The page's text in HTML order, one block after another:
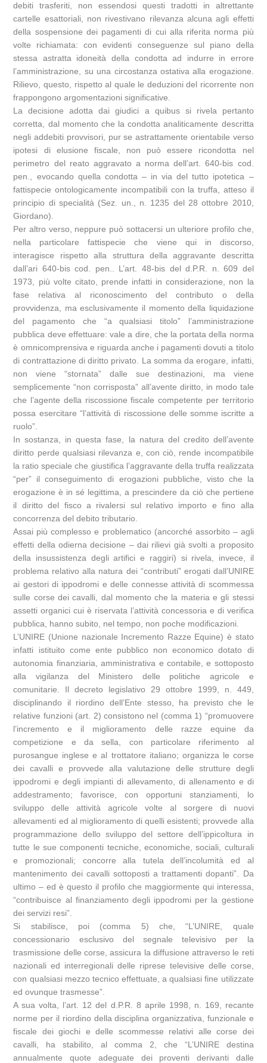
debiti trasferiti, non essendosi questi tradotti in altrettante
cartelle esattoriali, non rivestivano rilevanza alcuna agli effetti
della sospensione dei pagamenti di cui alla riferita norma più
volte richiamata: con evidenti conseguenze sul piano della
stessa astratta idoneità della condotta ad indurre in errore
l’amministrazione, su una circostanza ostativa alla erogazione.
Rilievo, questo, rispetto al quale le deduzioni del ricorrente non
frappongono argomentazioni significative.
La decisione adotta dai giudici a quibus si rivela pertanto
corretta, dal momento che la condotta analiticamente descritta
negli addebiti provvisori, pur se astrattamente orientabile verso
ipotesi di elusione fiscale, non può essere ricondotta nel
perimetro del reato aggravato a norma dell’art. 640-bis cod.
pen., evocando quella condotta – in via del tutto ipotetica –
fattispecie ontologicamente incompatibili con la truffa, atteso il
principio di specialità (Sez. un., n. 1235 del 28 ottobre 2010,
Giordano).
Per altro verso, neppure può sottacersi un ulteriore profilo che,
nella particolare fattispecie che viene qui in discorso,
interagisce rispetto alla struttura della aggravante descritta
dall’ari 640-bis cod. pen.. L’art. 48-bis del d.P.R. n. 609 del
1973, più volte citato, prende infatti in considerazione, non la
fase relativa al riconoscimento del contributo o della
provvidenza, ma esclusivamente il momento della liquidazione
del pagamento che “a qualsiasi titolo” l’amministrazione
pubblica deve effettuare: vale a dire, che la portata della norma
è omnicomprensiva e riguarda anche i pagamenti dovuti a titolo
di contrattazione di diritto privato. La somma da erogare, infatti,
non viene “stornata” dalle sue destinazioni, ma viene
semplicemente “non corrisposta” all’avente diritto, in modo tale
che l’agente della riscossione fiscale competente per territorio
possa esercitare “l’attività di riscossione delle somme iscritte a
ruolo”.
In sostanza, in questa fase, la natura del credito dell’avente
diritto perde qualsiasi rilevanza e, con ciò, rende incompatibile
la ratio speciale che giustifica l’aggravante della truffa realizzata
“per” il conseguimento di erogazioni pubbliche, visto che la
erogazione è in sé legittima, a prescindere da ciò che pertiene
il diritto del fisco a rivalersi sul relativo importo e fino alla
concorrenza del debito tributario.
Assai più complesso e problematico (ancorché assorbito – agli
effetti della odierna decisione – dai rilievi già svolti a proposito
della insussistenza degli artifici e raggiri) si rivela, invece, il
problema relativo alla natura dei “contributi” erogati dall’UNIRE
ai gestori di ippodromi e delle connesse attività di scommessa
sulle corse dei cavalli, dal momento che la materia e gli stessi
assetti organici cui è riservata l’attività concessoria e di verifica
pubblica, hanno subito, nel tempo, non poche modificazioni.
L’UNIRE (Unione nazionale Incremento Razze Equine) è stato
infatti istituito come ente pubblico non economico dotato di
autonomia finanziaria, amministrativa e contabile, e sottoposto
alla vigilanza del Ministero delle politiche agricole e
comunitarie. Il decreto legislativo 29 ottobre 1999, n. 449,
disciplinando il riordino dell’Ente stesso, ha previsto che le
relative funzioni (art. 2) consistono nel (comma 1) “promuovere
l’incremento e il miglioramento delle razze equine da
competizione e da sella, con particolare riferimento al
purosangue inglese e al trottatore italiano; organizza le corse
dei cavalli e provvede alla valutazione delle strutture degli
ippodromi e degli impianti di allevamento, di allenamento e di
addestramento; favorisce, con opportuni stanziamenti, lo
sviluppo delle attività agricole volte al sorgere di nuovi
allevamenti ed al miglioramento di quelli esistenti; provvede alla
programmazione dello sviluppo del settore dell’ippicoltura in
tutte le sue componenti tecniche, economiche, sociali, culturali
e promozionali; concorre alla tutela dell’incolumità ed al
mantenimento dei cavalli sottoposti a trattamenti dopanti”. Da
ultimo – ed è questo il profilo che maggiormente qui interessa,
“contribuisce al finanziamento degli ippodromi per la gestione
dei servizi resi”.
Si stabilisce, poi (comma 5) che, “L’UNIRE, quale
concessionario esclusivo del segnale televisivo per la
trasmissione delle corse, assicura la diffusione attraverso le reti
nazionali ed interregionali delle riprese televisive delle corse,
con qualsiasi mezzo tecnico effettuate, a qualsiasi fine utilizzate
ed ovunque trasmesse”.
A sua volta, l’art. 12 del d.P.R. 8 aprile 1998, n. 169, recante
norme per il riordino della disciplina organizzativa, funzionale e
fiscale dei giochi e delle scommesse relativi alle corse dei
cavalli, ha stabilito, al comma 2, che “L’UNIRE destina
annualmente quote adeguate dei proventi derivanti dalle